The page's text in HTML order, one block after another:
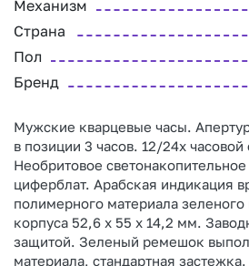
Механизм
Страна
Пол
Бренд
Мужские кварцевые часы.
в позиции 3 часов. 12/24х
Необритовое
циферблат. Арабская индикация
полимерного материала
корпуса 52,6 х 55 х 14,2 мм.
защитой. Зеленый ремешок
материала, стандартная